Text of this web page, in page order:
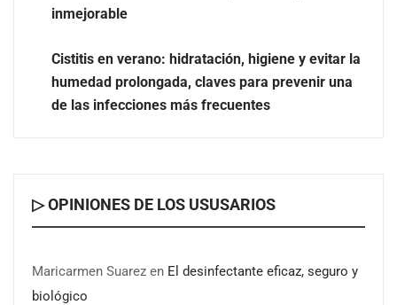
de pagos inmobiliarios: hasta 82% de ahorro por cobro
El voto del público será decisivo para elegir a los
inmejorable
Cistitis en verano: hidratación, higiene y evitar la
humedad prolongada, claves para prevenir una
de las infecciones más frecuentes
▷ OPINIONES DE LOS USUSARIOS
Maricarmen Suarez en El desinfectante eficaz, seguro y
biológico